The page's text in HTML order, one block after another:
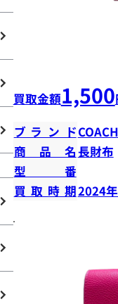
買取金額1,500
ブランドCOACH
商品名長財布
型番
買取時期2024